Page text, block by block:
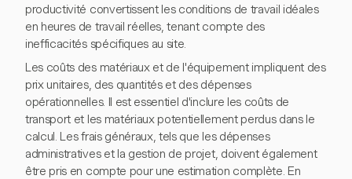
productivité convertissent les conditions de travail idéales
en heures de travail réelles, tenant compte des
inefficacités spécifiques au site.
Les coûts des matériaux et de l'équipement impliquent des
prix unitaires, des quantités et des dépenses
opérationnelles. Il est essentiel d'inclure les coûts de
transport et les matériaux potentiellement perdus dans le
calcul. Les frais généraux, tels que les dépenses
administratives et la gestion de projet, doivent également
être pris en compte pour une estimation complète. En